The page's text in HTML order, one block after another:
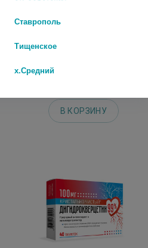
ВАЛСАРТАН 160МГ. №90 ТАБ. П/
В КОРЗИНУ
Ставрополь
Тищенское
х.Средний